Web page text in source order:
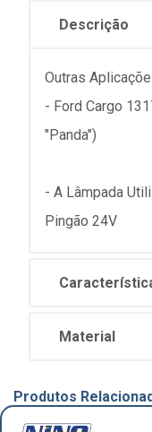
Descrição
Outras
- Ford Cargo
"Panda")
- A Lâmpada
Pingão 24V
Material
Produtos